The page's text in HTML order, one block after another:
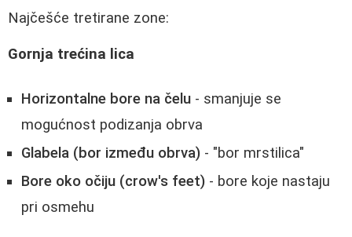
Najčešće tretirane zone:
Gornja trećina lica
Horizontalne bore na čelu - smanjuje se
mogućnost podizanja obrva
Glabela (bor između obrva) - "bor mrstilica"
Bore oko očiju (crow's feet) - bore koje nastaju
pri osmehu